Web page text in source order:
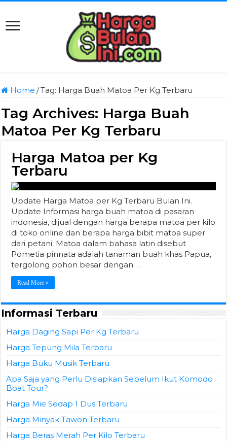
Home /Tag: Harga Buah Matoa Per Kg Terbaru
Tag Archives: Harga Buah
Matoa Per Kg Terbaru
Harga Matoa per Kg
Terbaru
Update Harga Matoa per Kg Terbaru Bulan Ini.
Update Informasi harga buah matoa di pasaran
indonesia, dijual dengan harga berapa matoa per kilo
di toko online dan berapa harga bibit matoa super
dari petani. Matoa dalam bahasa latin disebut
Pometia pinnata adalah tanaman buah khas Papua,
tergolong pohon besar dengan …
Read More »
Informasi Terbaru
Harga Daging Sapi Per Kg Terbaru
Harga Tepung Mila Terbaru
Harga Buku Musik Terbaru
Apa Saja yang Perlu Disiapkan Sebelum Ikut Komodo
Boat Tour?
Harga Mie Sedap 1 Dus Terbaru
Harga Minyak Tawon Terbaru
Harga Beras Merah Per Kilo Terbaru